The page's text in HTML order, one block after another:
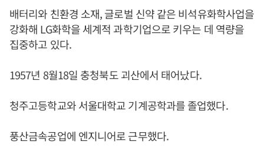
배터리와 친환경 소재, 글로벌 신약 같은 비석유화학사업을
강화해 LG화학을 세계적 과학기업으로 키우는 데 역량을
집중하고 있다.
1957년 8월18일 충청북도 괴산에서 태어났다.
청주고등학교와 서울대학교 기계공학과를 졸업했다.
풍산금속공업에 엔지니어로 근무했다.